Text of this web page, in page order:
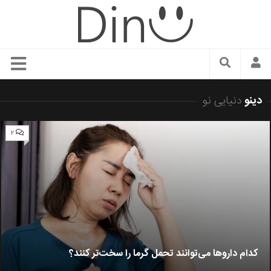
رستوران گردی
سفر و گردشگری
دینودنیایی نو
۲
کدام داروها می‌توانند تحمل گرما را سخت‌تر کنند؟